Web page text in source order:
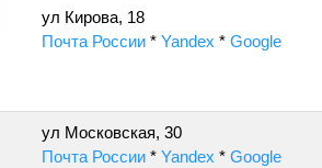
ул Кирова, 18
Почта России * Yandex * Google
ул Московская, 30
Почта России * Yandex * Google